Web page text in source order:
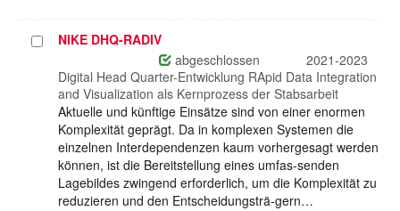
ProjektNIKE DHQ-RADIV
abgeschlossen
2021-2023
Digital Head Quarter-Entwicklung RApid Data Integration
and Visualization als Kernprozess der Stabsarbeit
Aktuelle und künftige Einsätze sind von einer enormen
Komplexität geprägt. Da in komplexen Systemen die
einzelnen Interdependenzen kaum vorhergesagt werden
können, ist die Bereitstellung eines umfas-senden
Lagebildes zwingend erforderlich, um die Komplexität zu
reduzieren und den Entscheidungsträ-gern…